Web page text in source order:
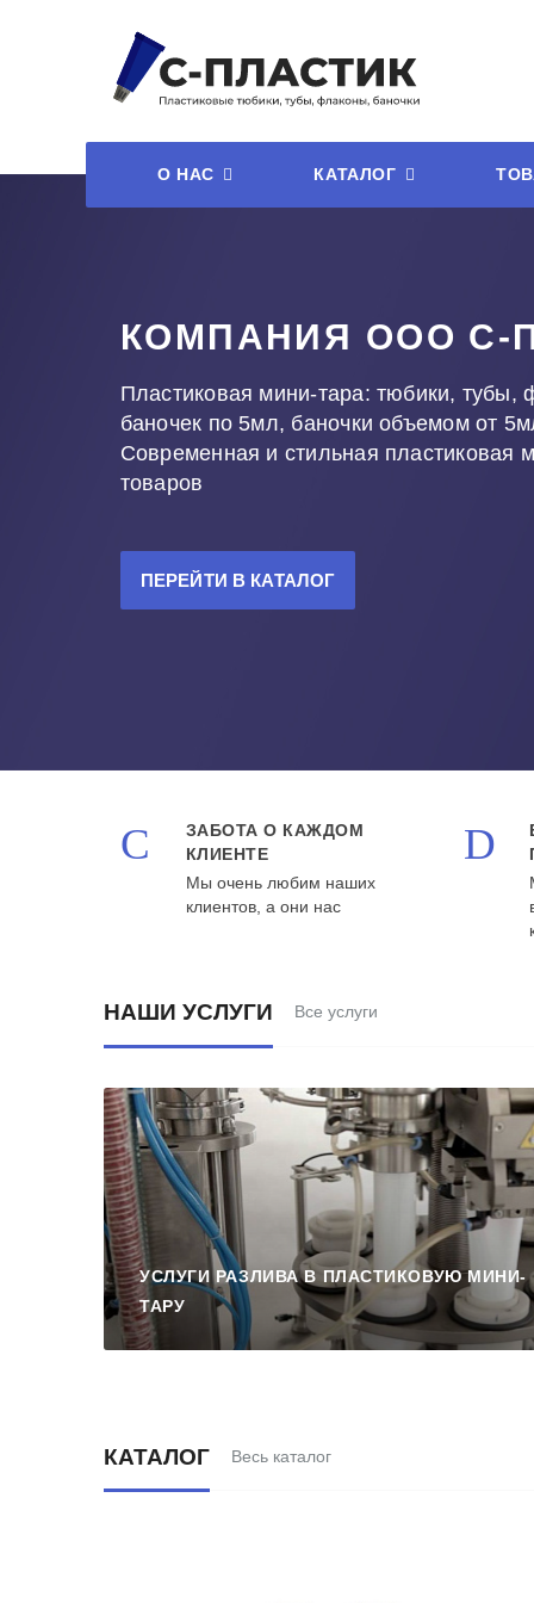
О НАС КАТАЛОГ
КОМПАНИЯ ООО С-
Пластиковая мини-тара: тюбики, тубы,
баночек по 5мл, баночки объемом от
Современная и стильная пластиковая
товаров
ПЕРЕЙТИ В КАТАЛОГ
ЗАБОТА О КАЖДОМ
КЛИЕНТЕ
Мы очень любим наших
клиентов, а они нас
НАШИ УСЛУГИ Все услуги
УСЛУГИ РАЗЛИВА В ПЛАСТИКОВУЮ МИНИ-
ТАРУ
КАТАЛОГ Весь каталог